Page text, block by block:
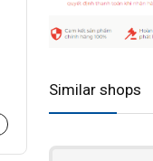
Similar shops